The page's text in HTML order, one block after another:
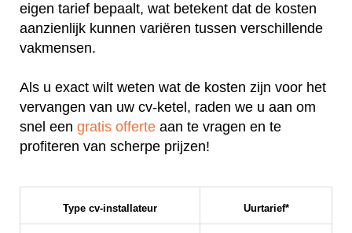
eigen tarief bepaalt, wat betekent dat de kosten
aanzienlijk kunnen variëren tussen verschillende
vakmensen.
Als u exact wilt weten wat de kosten zijn voor het
vervangen van uw cv-ketel, raden we u aan om
snel een gratis offerte aan te vragen en te
profiteren van scherpe prijzen!
Type cv-installateur Uurtarief*